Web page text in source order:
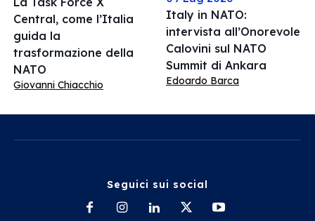
Central, come l’Italia
guida la
trasformazione della
NATO
Giovanni Chiacchio
Italy in NATO:
intervista all’Onorevole
Calovini sul NATO
Summit di Ankara
Edoardo Barca
Seguici sui social